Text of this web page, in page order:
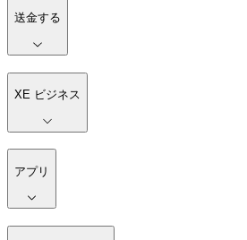
送金する
XE ビジネス
アプリ